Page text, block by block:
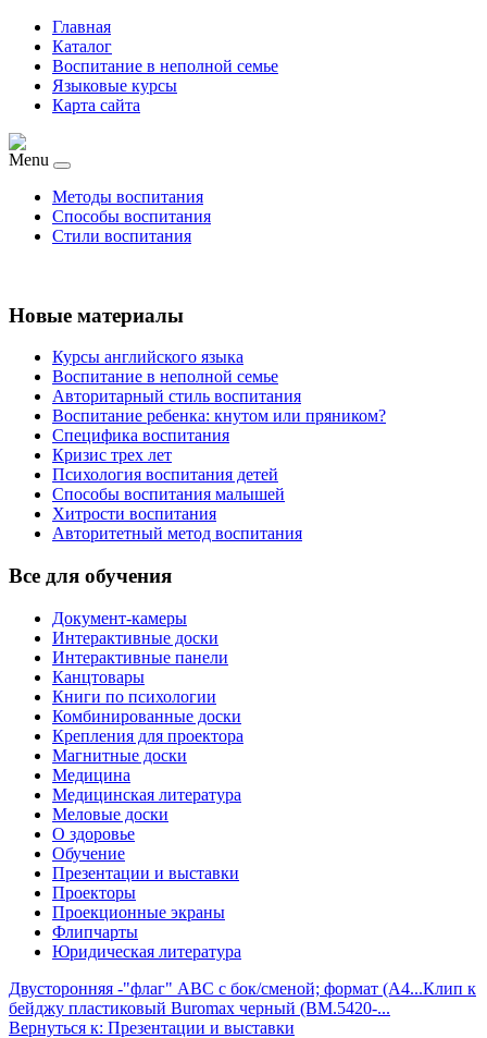
Главная
Каталог
Воспитание в неполной семье
Языковые курсы
Карта сайта
Menu
Методы воспитания
Способы воспитания
Стили воспитания
Новые материалы
Курсы английского языка
Воспитание в неполной семье
Авторитарный стиль воспитания
Воспитание ребенка: кнутом или пряником?
Специфика воспитания
Кризис трех лет
Психология воспитания детей
Способы воспитания малышей
Хитрости воспитания
Авторитетный метод воспитания
Все для обучения
Документ-камеры
Интерактивные доски
Интерактивные панели
Канцтовары
Книги по психологии
Комбинированные доски
Крепления для проектора
Магнитные доски
Медицина
Медицинская литература
Меловые доски
О здоровье
Обучение
Презентации и выставки
Проекторы
Проекционные экраны
Флипчарты
Юридическая литература
Двусторонняя -"флаг" ABC с бок/сменой; формат (A4...Клип к
бейджу пластиковый Buromax черный (BM.5420-...
Вернуться к: Презентации и выставки